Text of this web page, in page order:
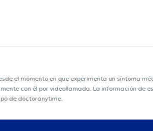
el momento en que experimenta un síntoma
con él por videollamada. La información de
de doctoranytime.